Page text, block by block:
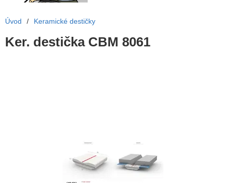
Úvod / Keramické destičky
Ker. destička CBM 8061